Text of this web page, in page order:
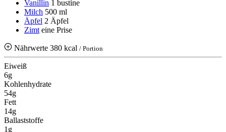
Vanillin 1 bustine
Milch 500 ml
Äpfel 2 Äpfel
Zimt eine Prise
Nährwerte 380 kcal / Portion
Eiweiß
6g
Kohlenhydrate
54g
Fett
14g
Ballaststoffe
1g